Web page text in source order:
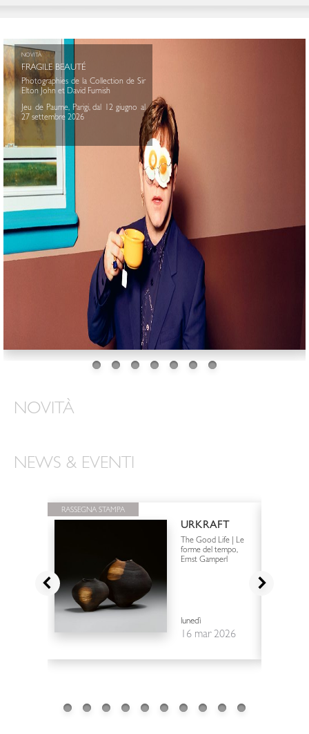
NOVITÀ
FRAGILE BEAUTÉ
Photographies de la Collection de Sir
Elton John et David Furnish
Jeu de Paume, Parigi, dal 12 giugno al
27 settembre 2026
NOVITÀ
NEWS & EVENTI
RASSEGNA STAMPA
URKRAFT
The Good Life | Le
forme del tempo,
Ernst Gamperl
lunedì
16 mar 2026